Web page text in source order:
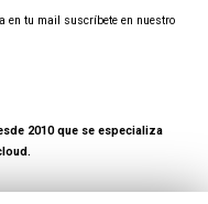
en tu mail suscríbete en nuestro
2010 que se especializa